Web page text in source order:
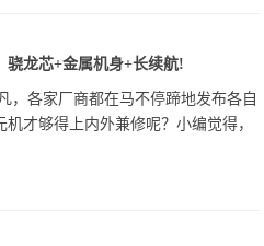
骁龙芯+金属机身+长续航!
，各家厂商都在马不停蹄地发布各自
才够得上内外兼修呢？小编觉得，